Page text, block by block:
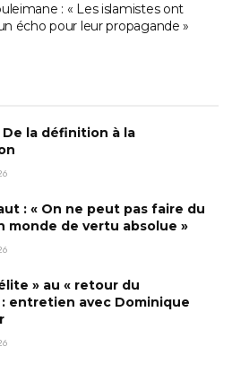
: « Les islamistes ont
écho pour leur propagande »
De la définition à la
: « On ne peut pas faire du
monde de vertu absolue »
» au « retour du
entretien avec Dominique